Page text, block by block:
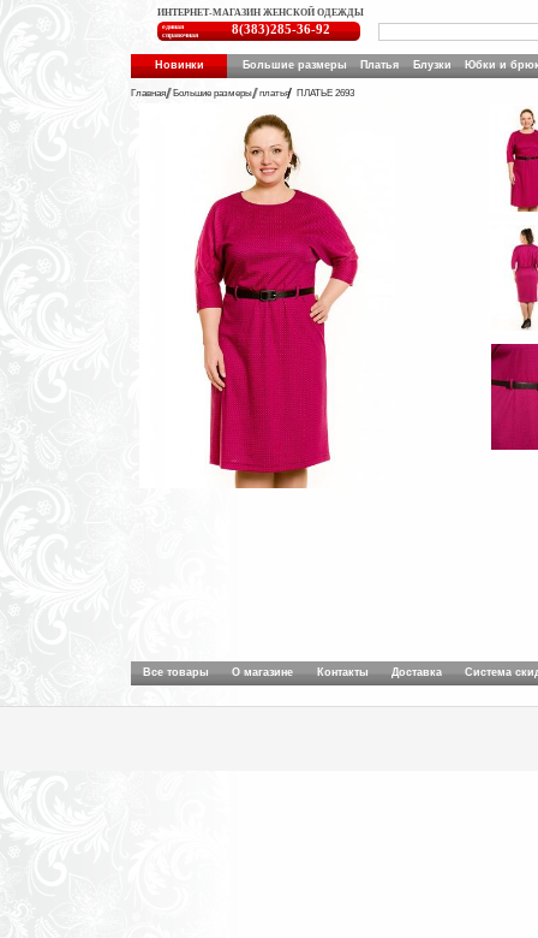
ИНТЕРНЕТ-МАГАЗИН ЖЕНСКОЙ ОДЕЖДЫ
единая
справочная
8(383)285-36-92
Новинки Большие размеры Платья Блузки Юбки и
Главная Большие размеры платья ПЛАТЬЕ 2693
Все товары О магазине Контакты Доставка Система